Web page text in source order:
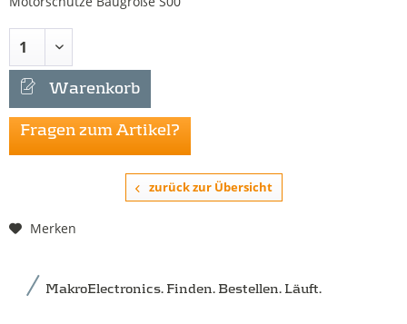
Warenkorb
Fragen zum Artikel?
zurück zur Übersicht
Merken
MakroElectronics. Finden. Bestellen. Läuft.